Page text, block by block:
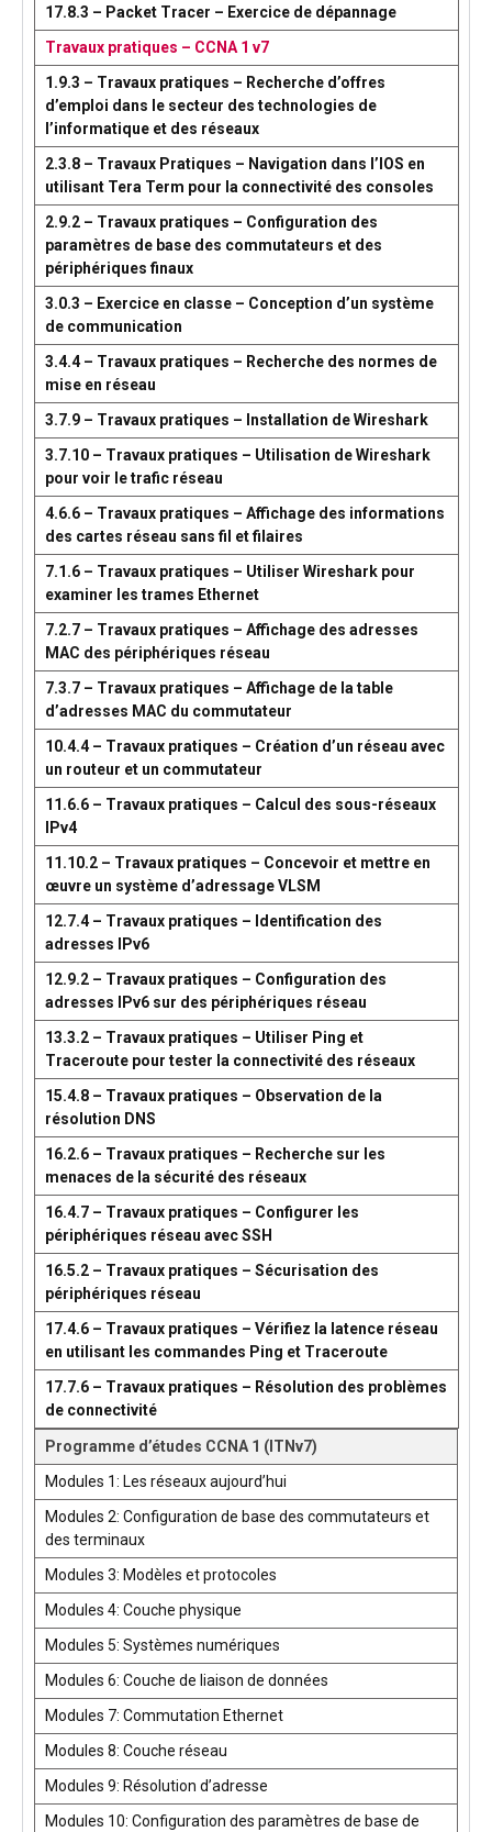
17.8.3 – Packet Tracer – Exercice de dépannage
Travaux pratiques – CCNA 1 v7
1.9.3 – Travaux pratiques – Recherche d’offres
d’emploi dans le secteur des technologies de
l’informatique et des réseaux
2.3.8 – Travaux Pratiques – Navigation dans l’IOS en
utilisant Tera Term pour la connectivité des consoles
2.9.2 – Travaux pratiques – Configuration des
paramètres de base des commutateurs et des
périphériques finaux
3.0.3 – Exercice en classe – Conception d’un système
de communication
3.4.4 – Travaux pratiques – Recherche des normes de
mise en réseau
3.7.9 – Travaux pratiques – Installation de Wireshark
3.7.10 – Travaux pratiques – Utilisation de Wireshark
pour voir le trafic réseau
4.6.6 – Travaux pratiques – Affichage des informations
des cartes réseau sans fil et filaires
7.1.6 – Travaux pratiques – Utiliser Wireshark pour
examiner les trames Ethernet
7.2.7 – Travaux pratiques – Affichage des adresses
MAC des périphériques réseau
7.3.7 – Travaux pratiques – Affichage de la table
d’adresses MAC du commutateur
10.4.4 – Travaux pratiques – Création d’un réseau avec
un routeur et un commutateur
11.6.6 – Travaux pratiques – Calcul des sous-réseaux
IPv4
11.10.2 – Travaux pratiques – Concevoir et mettre en
œuvre un système d’adressage VLSM
12.7.4 – Travaux pratiques – Identification des
adresses IPv6
12.9.2 – Travaux pratiques – Configuration des
adresses IPv6 sur des périphériques réseau
13.3.2 – Travaux pratiques – Utiliser Ping et
Traceroute pour tester la connectivité des réseaux
15.4.8 – Travaux pratiques – Observation de la
résolution DNS
16.2.6 – Travaux pratiques – Recherche sur les
menaces de la sécurité des réseaux
16.4.7 – Travaux pratiques – Configurer les
périphériques réseau avec SSH
16.5.2 – Travaux pratiques – Sécurisation des
périphériques réseau
17.4.6 – Travaux pratiques – Vérifiez la latence réseau
en utilisant les commandes Ping et Traceroute
17.7.6 – Travaux pratiques – Résolution des problèmes
de connectivité
Programme d’études CCNA 1 (ITNv7)
Modules 1: Les réseaux aujourd’hui
Modules 2: Configuration de base des commutateurs et
des terminaux
Modules 3: Modèles et protocoles
Modules 4: Couche physique
Modules 5: Systèmes numériques
Modules 6: Couche de liaison de données
Modules 7: Commutation Ethernet
Modules 8: Couche réseau
Modules 9: Résolution d’adresse
Modules 10: Configuration des paramètres de base de